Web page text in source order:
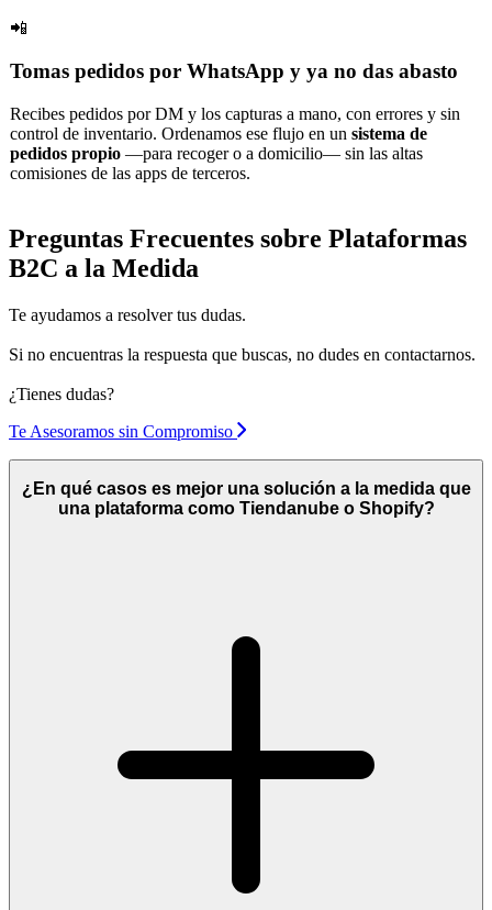
📲
Tomas pedidos por WhatsApp y ya no das abasto
Recibes pedidos por DM y los capturas a mano, con errores y sin
control de inventario. Ordenamos ese flujo en un sistema de
pedidos propio —para recoger o a domicilio— sin las altas
comisiones de las apps de terceros.
Preguntas Frecuentes sobre Plataformas
B2C a la Medida
Te ayudamos a resolver tus dudas.
Si no encuentras la respuesta que buscas, no dudes en contactarnos.
¿Tienes dudas?
Te Asesoramos sin Compromiso
¿En qué casos es mejor una solución a la medida que
una plataforma como Tiendanube o Shopify?